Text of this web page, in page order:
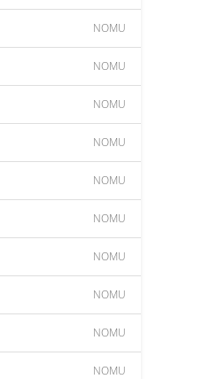
NOMU
NOMU
NOMU
NOMU
NOMU
NOMU
NOMU
NOMU
NOMU
NOMU